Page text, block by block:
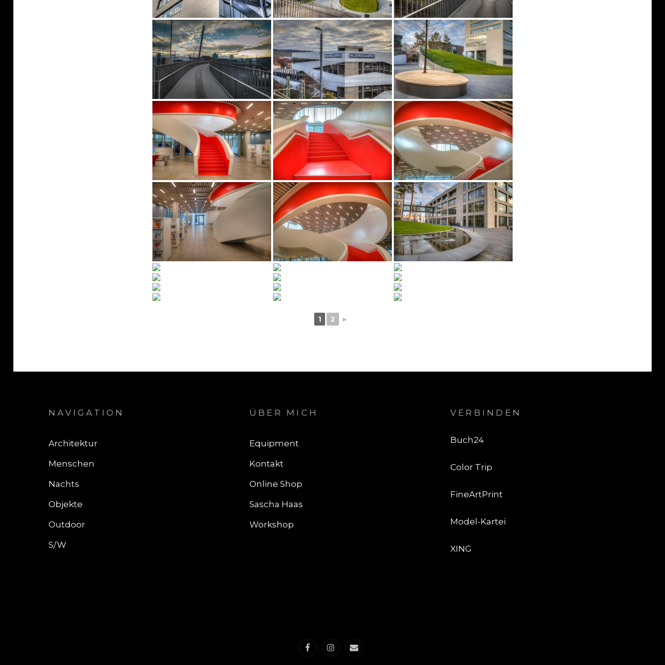
1 2 ►
NAVIGATION
Architektur
Menschen
Nachts
Objekte
Outdoor
S/W
ÜBER MICH
Equipment
Kontakt
Online Shop
Sascha Haas
Workshop
VERBINDEN
Buch24
Color Trip
FineArtPrint
Model-Kartei
XING